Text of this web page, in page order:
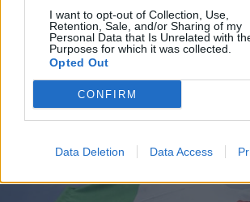
I want to opt-out of Collection, Use,
Retention, Sale, and/or Sharing of my
Personal Data that Is Unrelated with
Purposes for which it was collected.
Opted Out
CONFIRM
Data Deletion Data Access
Carburanti, la Guardia